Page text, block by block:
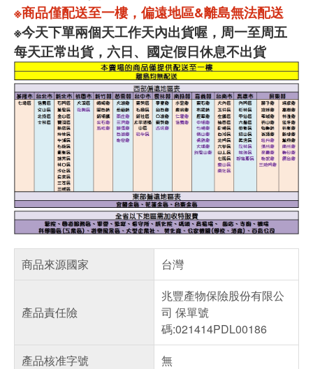
※商品僅配送至一樓，偏遠地區&離島無法配送
※今天下單兩個天工作天內出貨喔，周一至周五
每天正常出貨，六日、國定假日休息不出貨
商品來源國家 台灣
產品責任險
兆豐產物保險股份有限公
司 保單號
碼:021414PDL00186
產品核准字號
無